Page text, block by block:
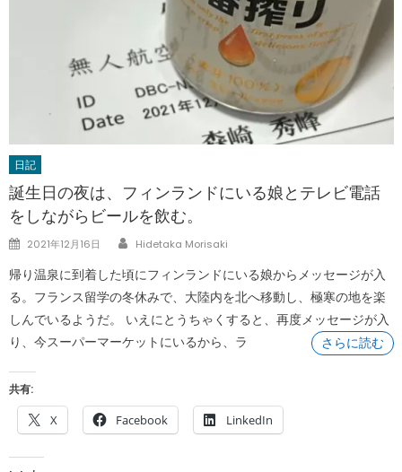
日記
誕生日の夜は、フィンランドにいる娘とテレビ電話
をしながらビールを飲む。
Posted
2021年12月16日 Author
Hidetaka Morisaki
帰り温泉に到着した頃にフィンランドにいる娘からメッセージが入
る。フランス留学の冬休みで、大陸内を北へ移動し、極寒の地を楽
しんでいるようだ。 いえにとうちゃくすると、再度メッセージが入
り、今スーパーマーケットにいるから、ラ
さらに読む
共有:
X Facebook LinkedIn